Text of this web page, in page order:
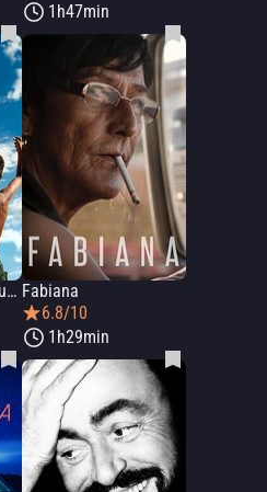
1h47min
A Parte do Mundo que me Pertence Fabiana
6.8/10
1h29min